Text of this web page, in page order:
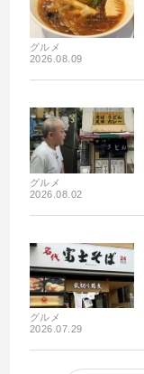
グルメ
2026.08.09
グルメ
2026.08.02
グルメ
2026.07.29